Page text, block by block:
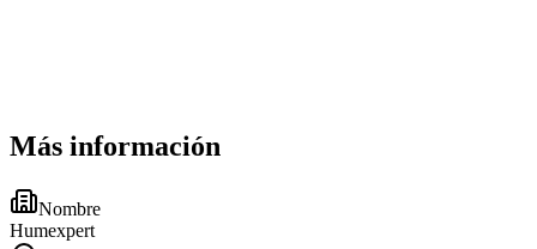
Más información
Nombre
Humexpert